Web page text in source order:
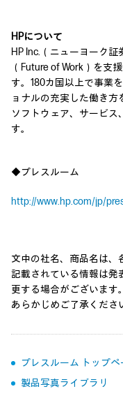
HPについて
HP Inc.（ニューヨーク
（Future of Work）を支
す。180カ国以上で事業
ョナルの充実した働き方
ソフトウェア、サービス
す。
◆プレスルーム
http://www.hp.com/jp/
文中の社名、商品名は、
記載されている情報は発
更する場合がございます。
あらかじめご了承くださ
プレスルーム トップペ
製品写真ライブラリ